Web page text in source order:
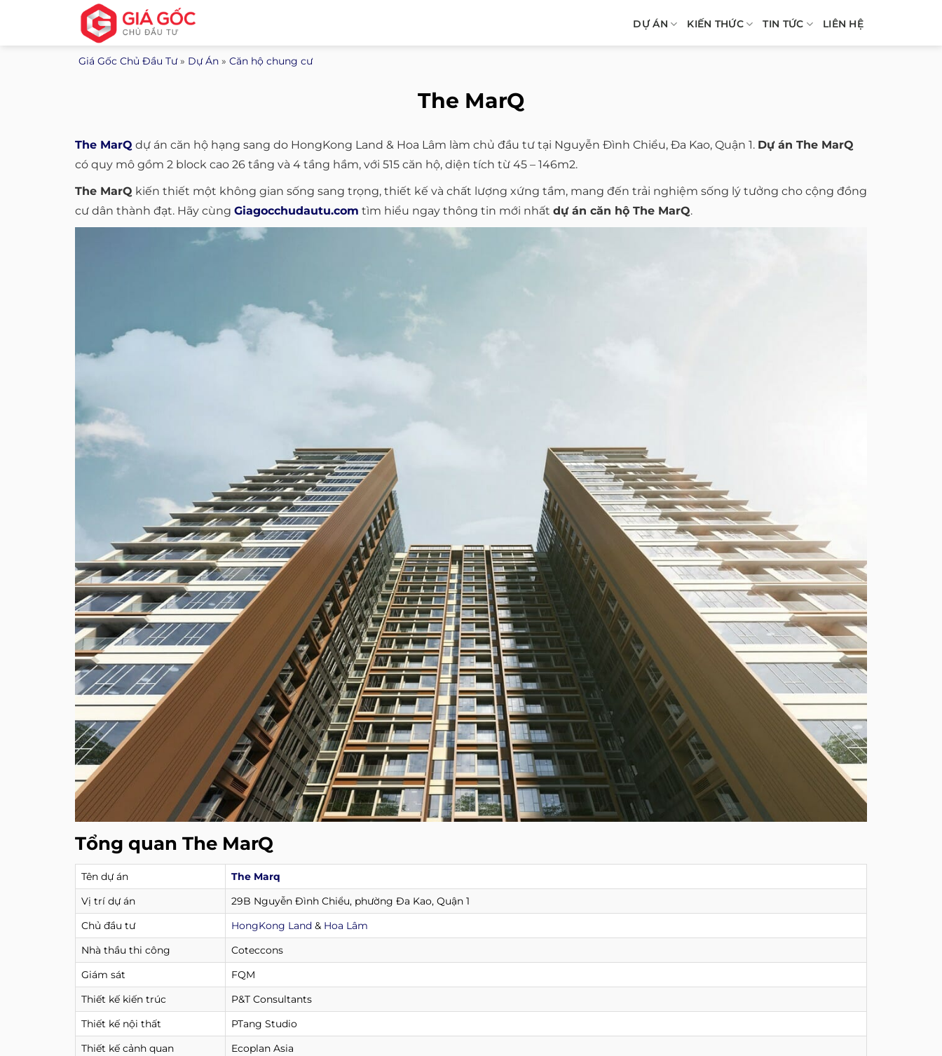
nội
DỰ ÁN KIẾN THỨC TIN TỨC LIÊN HỆ
Giá Gốc Chủ Đầu Tư» Dự Án » Căn hộ chung cư
The MarQ
The MarQ dự án căn hộ hạng sang do HongKong Land & Hoa Lâm làm chủ đầu tư tại Nguyễn Đình Chiểu, Đa Kao, Quận 1. Dự án The MarQ
có quy mô gồm 2 block cao 26 tầng và 4 tầng hầm, với 515 căn hộ, diện tích từ 45 – 146m2.
The MarQ kiến thiết một không gian sống sang trọng, thiết kế và chất lượng xứng tầm, mang đến trải nghiệm sống lý tưởng cho cộng đồng
cư dân thành đạt. Hãy cùng Giagocchudautu.com tìm hiểu ngay thông tin mới nhất dự án căn hộ The MarQ.
Tổng quan The MarQ
Tên dự án
The Marq
Vị trí dự án
29B Nguyễn Đình Chiểu, phường Đa Kao, Quận 1
Chủ đầu tư
HongKong Land & Hoa Lâm
Nhà thầu thi công
Coteccons
Giám sát
FQM
Thiết kế kiến trúc
P&T Consultants
Thiết kế nội thất
PTang Studio
Thiết kế cảnh quan
Ecoplan Asia